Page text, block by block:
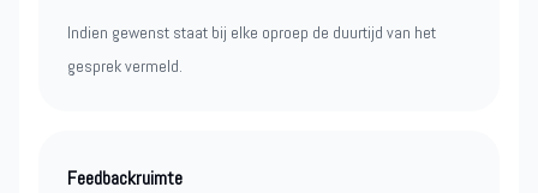
Indien gewenst staat bij elke oproep de duurtijd van het
gesprek vermeld.
Feedbackruimte